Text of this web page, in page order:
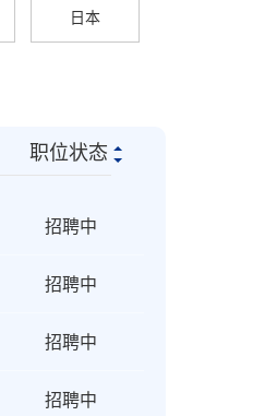
日本
职位状态
招聘中
招聘中
招聘中
招聘中